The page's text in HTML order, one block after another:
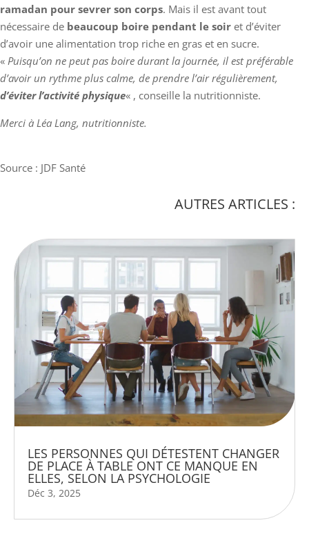
ramadan pour sevrer son corps. Mais il est avant tout
nécessaire de beaucoup boire pendant le soir et d’éviter
d’avoir une alimentation trop riche en gras et en sucre.
« Puisqu’on ne peut pas boire durant la journée, il est préférable
d’avoir un rythme plus calme, de prendre l’air régulièrement,
d’éviter l’activité physique« , conseille la nutritionniste.
Merci à Léa Lang, nutritionniste.
Source : JDF Santé
AUTRES ARTICLES :
LES PERSONNES QUI DÉTESTENT CHANGER
DE PLACE À TABLE ONT CE MANQUE EN
ELLES, SELON LA PSYCHOLOGIE
Déc 3, 2025